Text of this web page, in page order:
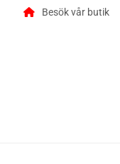
Besök vår butik